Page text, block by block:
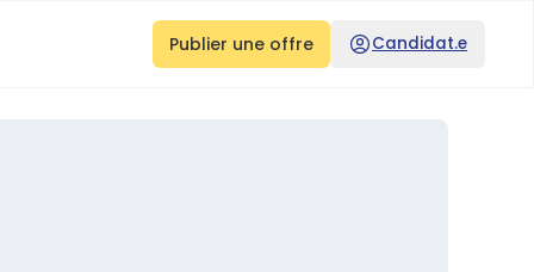
Publier une offre Candidat.e